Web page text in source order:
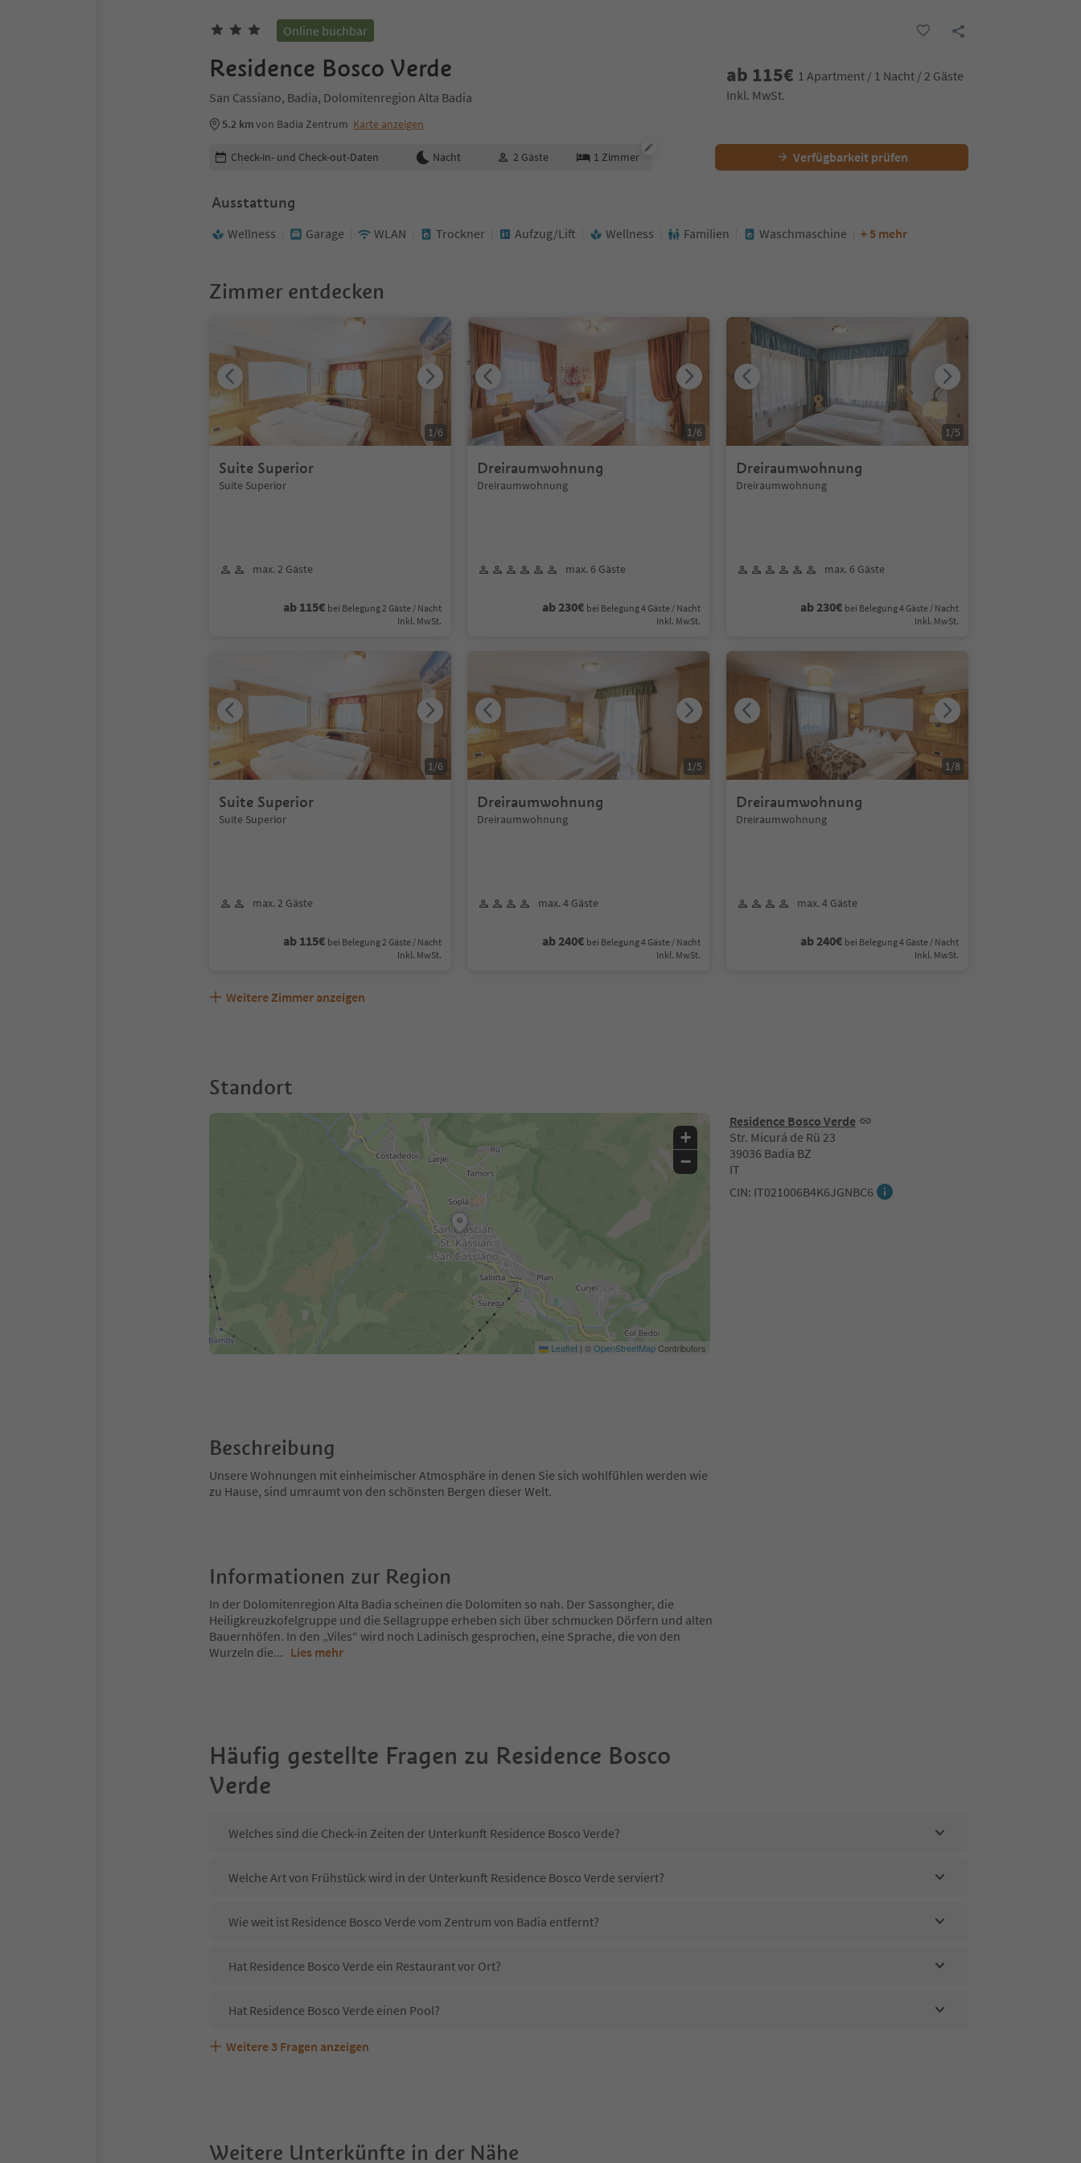
Online buchbar
Residence Bosco Verde
San Cassiano, Badia, Dolomitenregion Alta Badia
5.2 kmvon Badia Zentrum Karte anzeigen
ab 115€ 1 Apartment / 1 Nacht / 2 Gäste
Inkl. MwSt.
Buchungsdetails bearbeiten
Check-in- und Check-out-Daten Nacht 2 Gäste 1 Zimmer Verfügbarkeit prüfen
Ausstattung
Wellness Garage WLAN Trockner Aufzug/Lift Wellness Familien Waschmaschine + 5 mehr
Zimmer entdecken
Suite Superior
Suite Superior
max. 2 Gäste
ab 115€ bei Belegung 2 Gäste / Nacht
Inkl. MwSt.
1/6
Dreiraumwohnung
Dreiraumwohnung
max. 6 Gäste
ab 230€ bei Belegung 4 Gäste / Nacht
Inkl. MwSt.
1/6
Dreiraumwohnung
Dreiraumwohnung
max. 6 Gäste
ab 230€ bei Belegung 4 Gäste / Nacht
Inkl. MwSt.
1/5
Suite Superior
Suite Superior
max. 2 Gäste
ab 115€ bei Belegung 2 Gäste / Nacht
Inkl. MwSt.
1/6
Dreiraumwohnung
Dreiraumwohnung
max. 4 Gäste
ab 240€ bei Belegung 4 Gäste / Nacht
Inkl. MwSt.
1/5
Dreiraumwohnung
Dreiraumwohnung
max. 4 Gäste
ab 240€ bei Belegung 4 Gäste / Nacht
Inkl. MwSt.
1/8
Weitere Zimmer anzeigen
Standort
Residence Bosco Verde
Str. Micurá de Rü 23
39036 Badia BZ
IT
CIN: IT021006B4K6JGNBC6
+
−
Leaflet | ©OpenStreetMapContributors
Beschreibung
Unsere Wohnungen mit einheimischer Atmosphäre in denen Sie sich wohlfühlen werden wie
zu Hause, sind umraumt von den schönsten Bergen dieser Welt.
Informationen zur Region
In der Dolomitenregion Alta Badia scheinen die Dolomiten so nah. Der Sassongher, die
Heiligkreuzkofelgruppe und die Sellagruppe erheben sich über schmucken Dörfern und alten
Bauernhöfen. In den „Viles“ wird noch Ladinisch gesprochen, eine Sprache, die von den
Wurzeln die... Lies mehr
Häufig gestellte Fragen zu Residence Bosco
Verde
Welches sind die Check-in Zeiten der Unterkunft Residence Bosco Verde?
Welche Art von Frühstück wird in der Unterkunft Residence Bosco Verde serviert?
Wie weit ist Residence Bosco Verde vom Zentrum von Badia entfernt?
Hat Residence Bosco Verde ein Restaurant vor Ort?
Hat Residence Bosco Verde einen Pool?
Sind Haustiere in der Unterkunft Residence Bosco Verde erlaubt?
Welche Services bietet Residence Bosco Verde?
Weitere 3 Fragen anzeigen
Weitere Unterkünfte in der Nähe